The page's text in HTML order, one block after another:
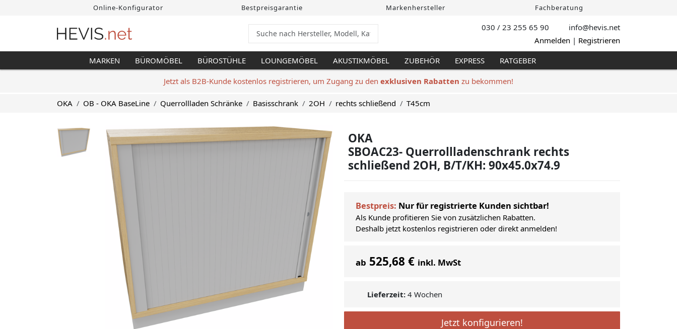
Online-Konfigurator Bestpreisgarantie Markenhersteller Fachberatung
030 / 23 255 65 90 info@hevis.net
Anmelden | Registrieren
MARKEN BÜROMÖBEL BÜROSTÜHLE LOUNGEMÖBEL AKUSTIKMÖBEL ZUBEHÖR EXPRESS RATGEBER
Jetzt als B2B-Kunde kostenlos registrieren, um Zugang zu den exklusiven Rabatten zu bekommen!
OKA OB - OKA BaseLine Querrollladen Schränke Basisschrank 2OH rechts schließend T45cm
OKA
SBOAC23- Querrollladenschrank rechts
schließend 2OH, B/T/KH: 90x45.0x74.9
Bestpreis: Nur für registrierte Kunden sichtbar!
Als Kunde profitieren Sie von zusätzlichen Rabatten.
Deshalb jetzt kostenlos registrieren oder direkt anmelden!
ab 525,68 € inkl. MwSt
Lieferzeit: 4 Wochen
Jetzt konfigurieren!